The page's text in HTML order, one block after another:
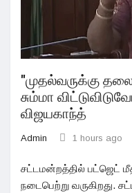
"முதல்வருக்கு
சும்மா
விஜயகாந்த்
Admin 1 hours ago
சட்டமன்றத்தில் பட்ஜெட்
நடைபெற்று வருகிறது.